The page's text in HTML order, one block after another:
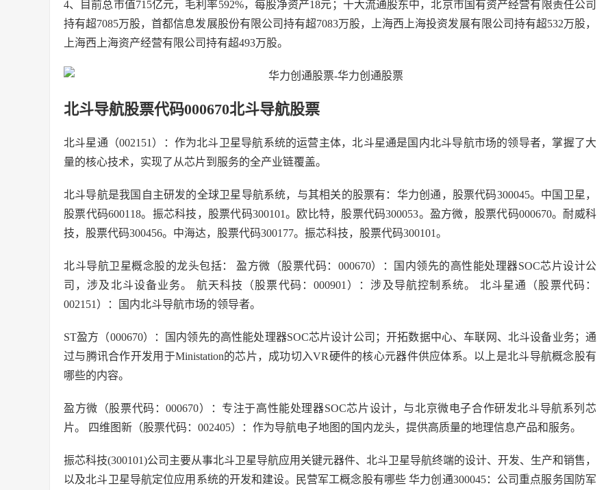
4、目前总市值715亿元，毛利率592%，每股净资产18元；十大流通股东中，北京市国有资产经营有限责任公司
持有超7085万股，首都信息发展股份有限公司持有超7083万股，上海西上海投资发展有限公司持有超532万股，
上海西上海资产经营有限公司持有超493万股。
北斗导航股票代码000670北斗导航股票
北斗星通（002151）：作为北斗卫星导航系统的运营主体，北斗星通是国内北斗导航市场的领导者，掌握了大
量的核心技术，实现了从芯片到服务的全产业链覆盖。
北斗导航是我国自主研发的全球卫星导航系统，与其相关的股票有：华力创通，股票代码300045。中国卫星，
股票代码600118。振芯科技，股票代码300101。欧比特，股票代码300053。盈方微，股票代码000670。耐威科
技，股票代码300456。中海达，股票代码300177。振芯科技，股票代码300101。
北斗导航卫星概念股的龙头包括： 盈方微（股票代码：000670）：国内领先的高性能处理器SOC芯片设计公
司，涉及北斗设备业务。 航天科技（股票代码：000901）：涉及导航控制系统。 北斗星通（股票代码：
002151）：国内北斗导航市场的领导者。
ST盈方（000670）：国内领先的高性能处理器SOC芯片设计公司；开拓数据中心、车联网、北斗设备业务；通
过与腾讯合作开发用于Ministation的芯片，成功切入VR硬件的核心元器件供应体系。以上是北斗导航概念股有
哪些的内容。
盈方微（股票代码：000670）：专注于高性能处理器SOC芯片设计，与北京微电子合作研发北斗导航系列芯
片。 四维图新（股票代码：002405）：作为导航电子地图的国内龙头，提供高质量的地理信息产品和服务。
振芯科技(300101)公司主要从事北斗卫星导航应用关键元器件、北斗卫星导航终端的设计、开发、生产和销售，
以及北斗卫星导航定位应用系统的开发和建设。民营军工概念股有哪些 华力创通300045：公司重点服务国防军